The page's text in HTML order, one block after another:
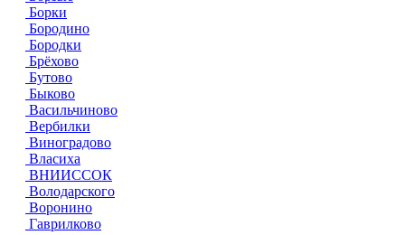
Борки
Бородино
Бородки
Брёхово
Бутово
Быково
Васильчиново
Вербилки
Виноградово
Власиха
ВНИИССОК
Володарского
Воронино
Гаврилково